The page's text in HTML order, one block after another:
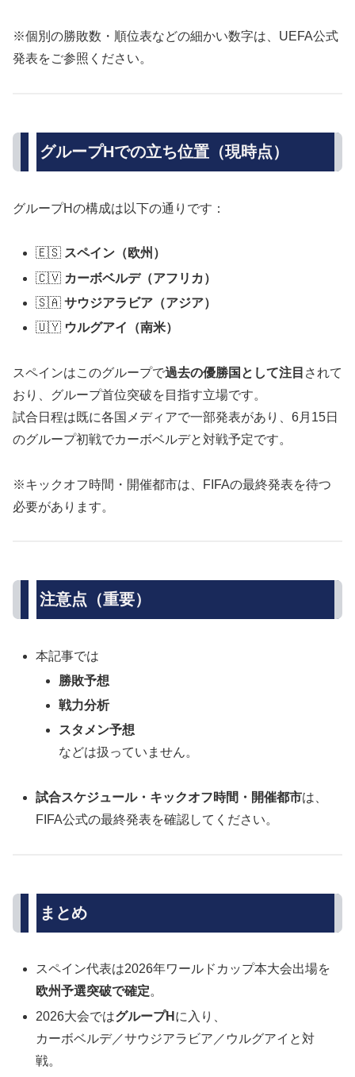
※個別の勝敗数・順位表などの細かい数字は、UEFA公式
発表をご参照ください。
グループHでの立ち位置（現時点）
グループHの構成は以下の通りです：
🇪🇸 スペイン（欧州）
🇨🇻 カーボベルデ（アフリカ）
🇸🇦サウジアラビア（アジア）
🇺🇾 ウルグアイ（南米）
スペインはこのグループで過去の優勝国として注目 されて
おり、グループ首位突破を目指す立場です。
試合日程は既に各国メディアで一部発表があり、6月15日
のグループ初戦でカーボベルデと対戦予定です。
※キックオフ時間・開催都市は、FIFAの最終発表を待つ
必要があります。
注意点（重要）
本記事では
勝敗予想
戦力分析
スタメン予想
などは扱っていません。
試合スケジュール・キックオフ時間・開催都市は、
FIFA公式の最終発表を確認してください。
まとめ
スペイン代表は2026年ワールドカップ本大会出場を
欧州予選突破で確定。
2026大会ではグループH に入り、
カーボベルデ／サウジアラビア／ウルグアイと対
戦。